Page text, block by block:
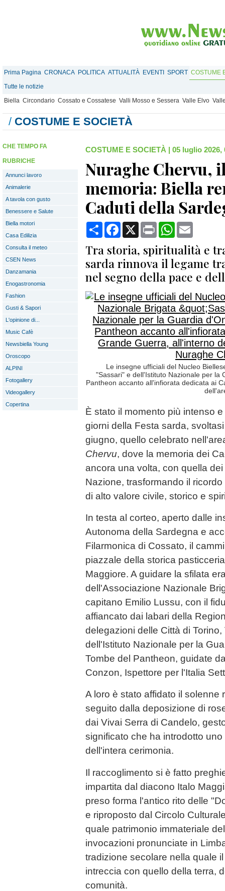
Prima Pagina CRONACA POLITICA ATTUALITÀ EVENTI SPORT COSTUME
Tutte le notizie
Biella Circondario Cossato e Cossatese Valli Mosso e Sessera Valle Elvo
/ COSTUME E SOCIETÀ
CHE TEMPO FA
RUBRICHE
Annunci lavoro
Animalerie
A tavola con gusto
Benessere e Salute
Biella motori
Casa Edilizia
Consulta il meteo
CSEN News
Danzamania
Enogastronomia
Fashion
Gusti & Sapori
L'opinione di...
Music Cafè
Newsbiella Young
Oroscopo
ALPINI
Fotogallery
Videogallery
Copertina
COSTUME E SOCIETÀ | 05 luglio 2026,
Nuraghe Chervu,
memoria: Biella
Caduti della
CondividiFacebook
X Print WhatsApp
Tra storia, spiritualità e
sarda rinnova il legame
nel segno della pace e
Le insegne ufficiali del Nucleo
"Sassari" e dell'Istituto Nazionale per la
Pantheon accanto all'infiorata dedicata ai
È stato il momento più intenso
giorni della Festa sarda,
giugno, quello celebrato
Chervu, dove la memoria dei
ancora una volta, con quella
Nazione, trasformando il
di alto valore civile, storico e
In testa al corteo, aperto dalle
Autonoma della Sardegna e
Filarmonica di Cossato, il
piazzale della storica
Maggiore. A guidare la sfilata
dell'Associazione Nazionale
capitano Emilio Lussu, con il
affiancato dai labari della
delegazioni delle Città di
dell'Istituto Nazionale per la
Tombe del Pantheon, guidate
Conzon, Ispettore per l'Italia
A loro è stato affidato il solenne
seguito dalla deposizione di
dai Vivai Serra di Candelo,
significato che ha introdotto
dell'intera cerimonia.
Il raccoglimento si è fatto
impartita dal diacono Italo
preso forma l'antico rito delle
e riproposto dal Circolo
quale patrimonio immateriale
invocazioni pronunciate in
tradizione secolare nella quale
intreccia con quello della terra,
comunità.